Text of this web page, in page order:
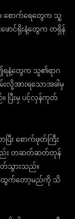
ောက်ရေတွေက သူ့
ောင်ရိုးနံ့တွေက တရှိန်
နံ့တွေက သူ၏ရာဂ
လို့အားရသောအခါမှ
ပြီးမှ ပင့်လှန်ကုတ်
း စောက်ဖုတ်ကြီး
ည်း တဆတ်ဆတ်တုန်
တ်သွားသည်။
းထွက်တော့မည်ကို သိ